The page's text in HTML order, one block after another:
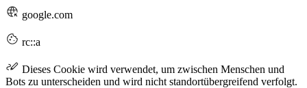
google.com
rc::a
Dieses Cookie wird verwendet, um zwischen Menschen und
Bots zu unterscheiden und wird nicht standortübergreifend verfolgt.